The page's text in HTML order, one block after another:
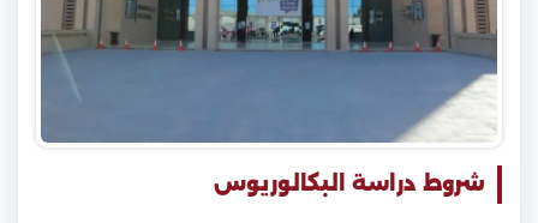
شروط دراسة البكالوريوس